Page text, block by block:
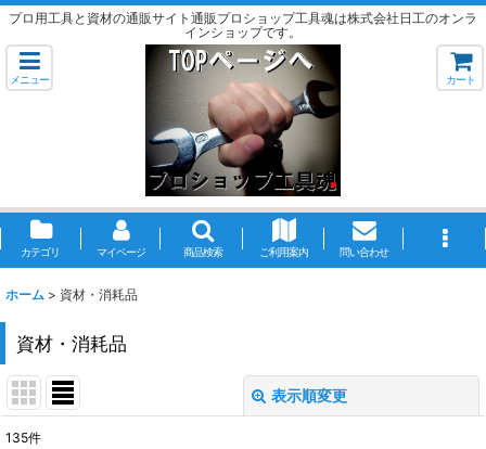
プロ用工具と資材の通販サイト通販プロショップ工具魂は株式会社日工のオンラ
インショップです。
メニュー カート
カテゴリ マイページ 商品検索 ご利用案内 問い合わせ
ホーム > 資材・消耗品
資材・消耗品
表示順変更
135件